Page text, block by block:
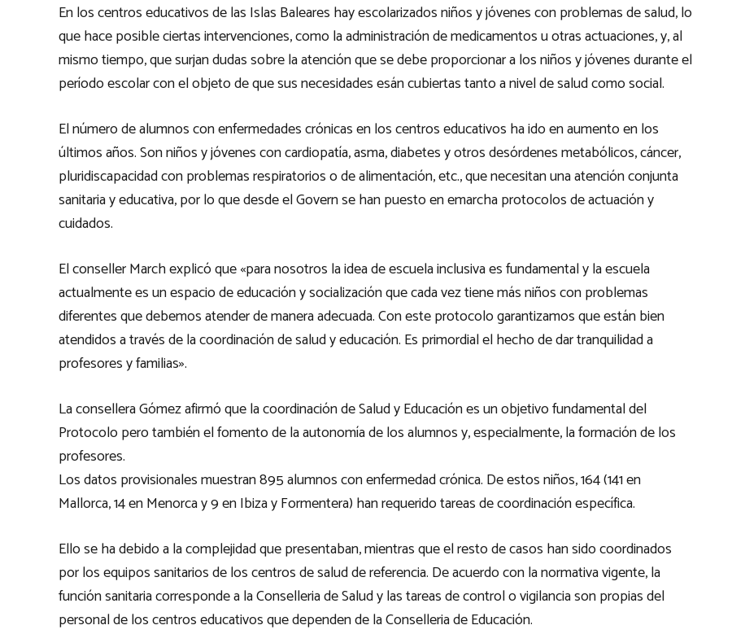
En los centros educativos de las Islas Baleares hay escolarizados niños y jóvenes con problemas de salud, lo
que hace posible ciertas intervenciones, como la administración de medicamentos u otras actuaciones, y, al
mismo tiempo, que surjan dudas sobre la atención que se debe proporcionar a los niños y jóvenes durante el
período escolar con el objeto de que sus necesidades esán cubiertas tanto a nivel de salud como social.
El número de alumnos con enfermedades crónicas en los centros educativos ha ido en aumento en los
últimos años. Son niños y jóvenes con cardiopatía, asma, diabetes y otros desórdenes metabólicos, cáncer,
pluridiscapacidad con problemas respiratorios o de alimentación, etc., que necesitan una atención conjunta
sanitaria y educativa, por lo que desde el Govern se han puesto en emarcha protocolos de actuación y
cuidados.
El conseller March explicó que «para nosotros la idea de escuela inclusiva es fundamental y la escuela
actualmente es un espacio de educación y socialización que cada vez tiene más niños con problemas
diferentes que debemos atender de manera adecuada. Con este protocolo garantizamos que están bien
atendidos a través de la coordinación de salud y educación. Es primordial el hecho de dar tranquilidad a
profesores y familias».
La consellera Gómez afirmó que la coordinación de Salud y Educación es un objetivo fundamental del
Protocolo pero también el fomento de la autonomía de los alumnos y, especialmente, la formación de los
profesores.
Los datos provisionales muestran 895 alumnos con enfermedad crónica. De estos niños, 164 (141 en
Mallorca, 14 en Menorca y 9 en Ibiza y Formentera) han requerido tareas de coordinación específica.
Ello se ha debido a la complejidad que presentaban, mientras que el resto de casos han sido coordinados
por los equipos sanitarios de los centros de salud de referencia. De acuerdo con la normativa vigente, la
función sanitaria corresponde a la Conselleria de Salud y las tareas de control o vigilancia son propias del
personal de los centros educativos que dependen de la Conselleria de Educación.